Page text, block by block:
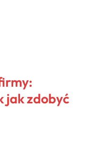
jak zdobyć